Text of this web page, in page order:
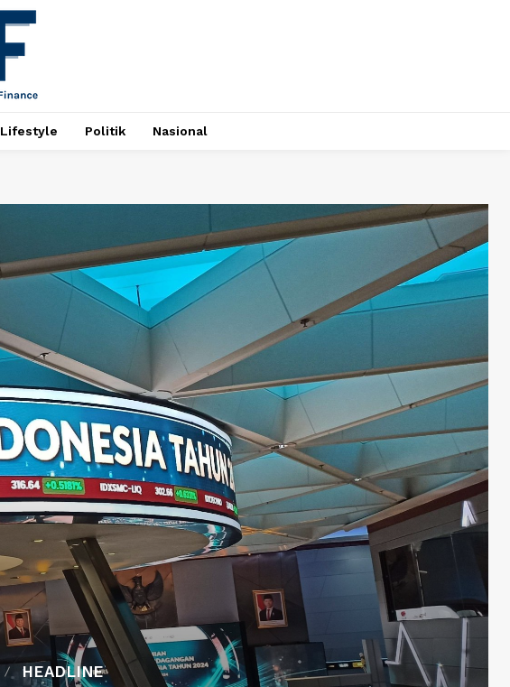
Lifestyle Politik Nasional
HEADLINE